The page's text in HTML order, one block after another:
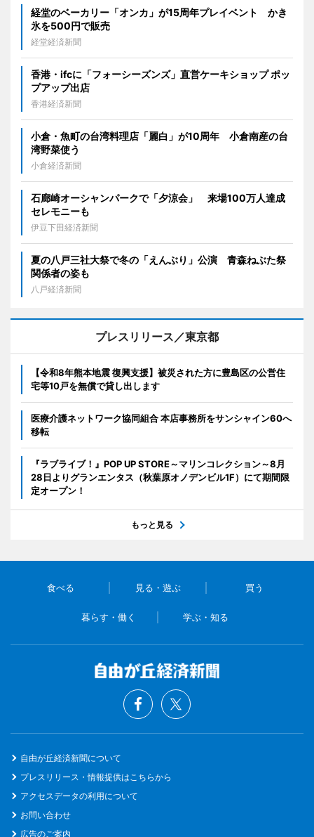
経堂のベーカリー「オンカ」が15周年プレイベント かき
氷を500円で販売
経堂経済新聞
香港・ifcに「フォーシーズンズ」直営ケーキショップ ポッ
プアップ出店
香港経済新聞
小倉・魚町の台湾料理店「麗白」が10周年 小倉南産の台
湾野菜使う
小倉経済新聞
石廊崎オーシャンパークで「夕涼会」 来場100万人達成
セレモニーも
伊豆下田経済新聞
夏の八戸三社大祭で冬の「えんぶり」公演 青森ねぶた祭
関係者の姿も
八戸経済新聞
プレスリリース／東京都
【令和8年熊本地震 復興支援】被災された方に豊島区の公営住
宅等10戸を無償で貸し出します
医療介護ネットワーク協同組合 本店事務所をサンシャイン60へ
移転
『ラブライブ！』POP UP STORE～マリンコレクション～8月
28日よりグランエンタス（秋葉原オノデンビル1F）にて期間限
定オープン！
もっと見る
食べる 見る・遊ぶ 買う
暮らす・働く 学ぶ・知る
自由が丘経済新聞について
プレスリリース・情報提供はこちらから
アクセスデータの利用について
お問い合わせ
広告のご案内